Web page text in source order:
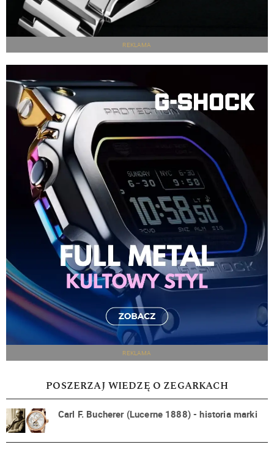
REKLAMA
REKLAMA
POSZERZAJ WIEDZĘ O ZEGARKACH
Carl F. Bucherer (Lucerne 1888) - historia marki